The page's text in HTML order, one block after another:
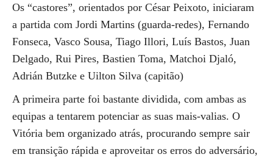
Os “castores”, orientados por César Peixoto, iniciaram
a partida com Jordi Martins (guarda-redes), Fernando
Fonseca, Vasco Sousa, Tiago Illori, Luís Bastos, Juan
Delgado, Rui Pires, Bastien Toma, Matchoi Djaló,
Adrián Butzke e Uilton Silva (capitão)
A primeira parte foi bastante dividida, com ambas as
equipas a tentarem potenciar as suas mais-valias. O
Vitória bem organizado atrás, procurando sempre sair
em transição rápida e aproveitar os erros do adversário,